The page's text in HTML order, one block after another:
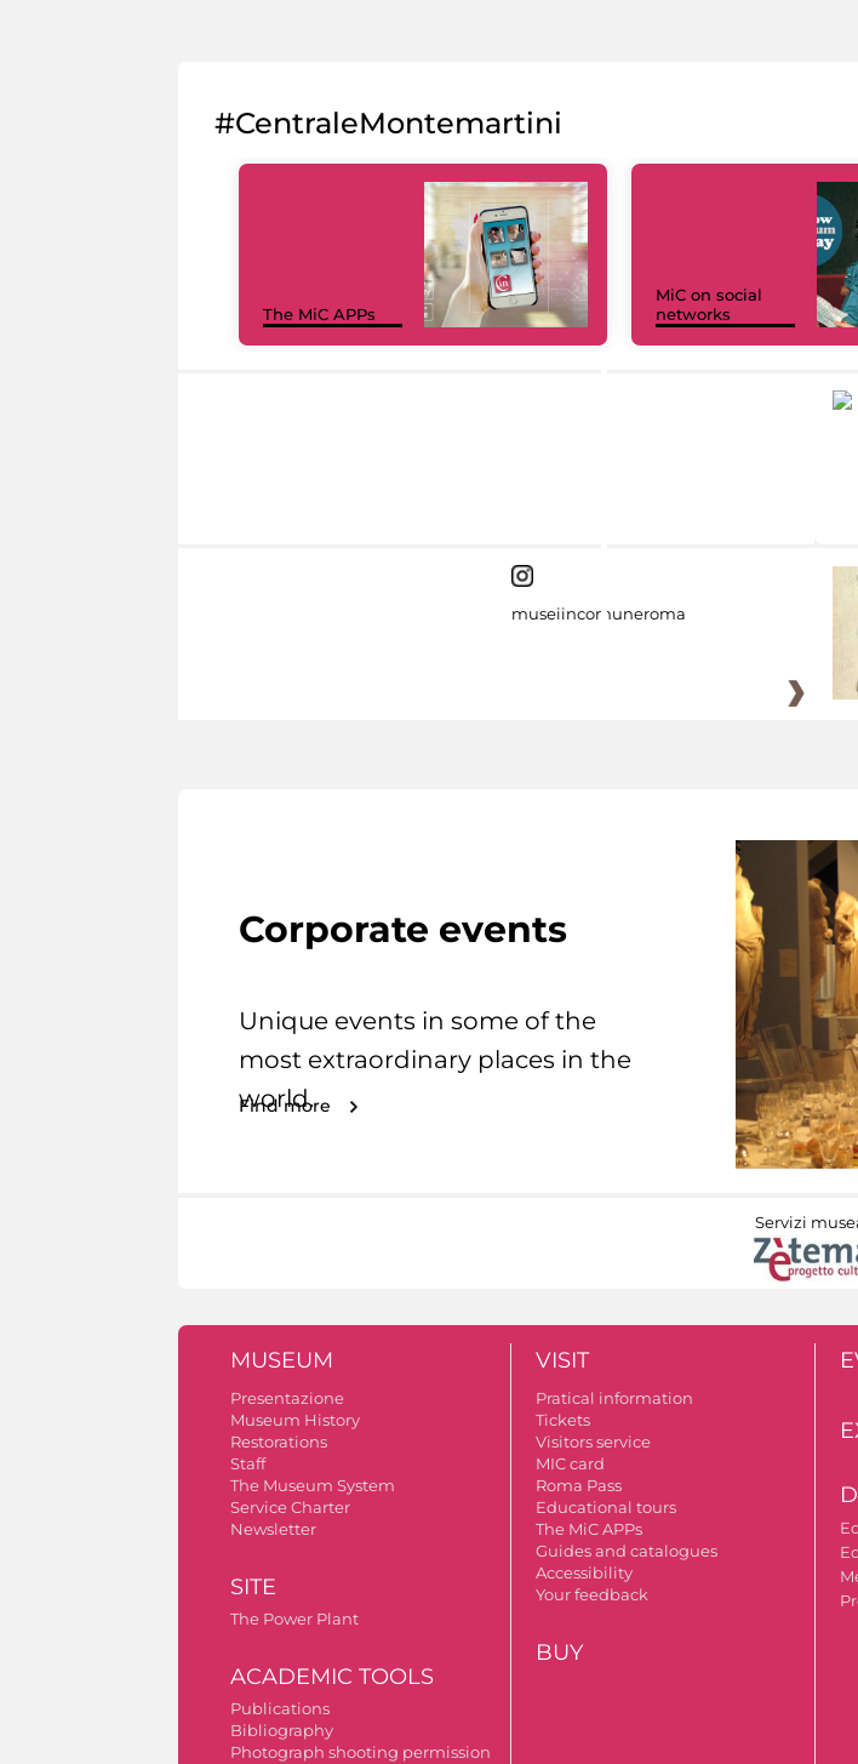
#CentraleMontemartini
The MiC APPs
MiC on social
networks
museiincomuneroma
Corporate events
Unique events in some of the
most extraordinary places in the
world.
Find more
Servizi
MUSEUM
Presentazione
Museum History
Restorations
Staff
The Museum System
Service Charter
Newsletter
SITE
The Power Plant
ACADEMIC TOOLS
Publications
Bibliography
Photograph shooting permission
VISIT
Pratical information
Tickets
Visitors service
MIC card
Roma Pass
Educational tours
The MiC APPs
Guides and catalogues
Accessibility
Your feedback
BUY